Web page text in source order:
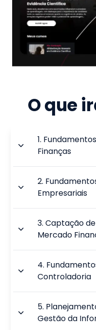
O que
1.
Finanças
2.
Empresariais
3.Captação
Mercado
4.
Controladoria
5.
Gestão da